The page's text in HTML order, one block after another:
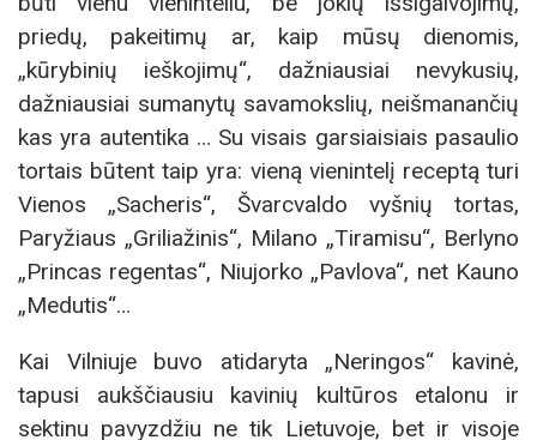
priedų, pakeitimų ar, kaip mūsų dienomis,
„kūrybinių ieškojimų“, dažniausiai nevykusių,
dažniausiai sumanytų savamokslių, neišmanančių
kas yra autentika … Su visais garsiaisiais pasaulio
tortais būtent taip yra: vieną vienintelį receptą turi
Vienos „Sacheris“, Švarcvaldo vyšnių tortas,
Paryžiaus „Griliažinis“, Milano „Tiramisu“, Berlyno
„Princas regentas“, Niujorko „Pavlova“, net Kauno
„Medutis“…
Kai Vilniuje buvo atidaryta „Neringos“ kavinė,
tapusi aukščiausiu kavinių kultūros etalonu ir
sektinu pavyzdžiu ne tik Lietuvoje, bet ir visoje